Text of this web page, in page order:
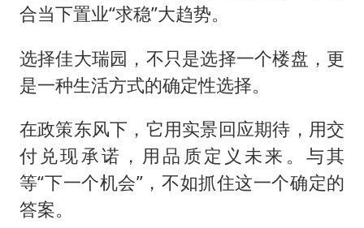
合当下置业“求稳”大趋势。
选择佳大瑞园，不只是选择一个楼盘，更
是一种生活方式的确定性选择。
在政策东风下，它用实景回应期待，用交
付兑现承诺，用品质定义未来。与其
等“下一个机会”，不如抓住这一个确定的
答案。